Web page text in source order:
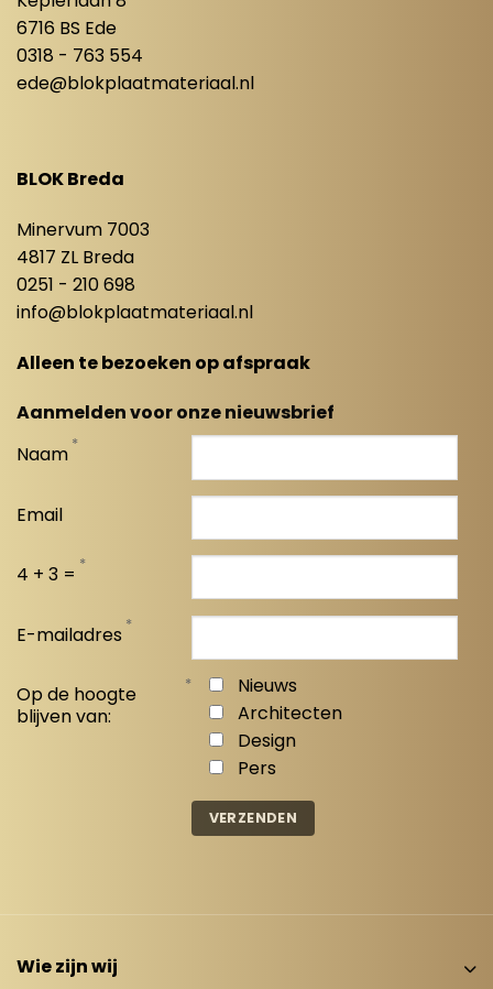
6716 BS Ede
0318 - 763 554
ede@blokplaatmateriaal.nl
BLOK Breda
Minervum 7003
4817 ZL Breda
0251 - 210 698
info@blokplaatmateriaal.nl
Alleen te bezoeken op afspraak
Aanmelden voor onze nieuwsbrief
Naam *
Email
4 + 3 = *
E-mailadres *
Op de hoogte
blijven van:
*
Nieuws
Architecten
Design
Pers
Wie zijn wij